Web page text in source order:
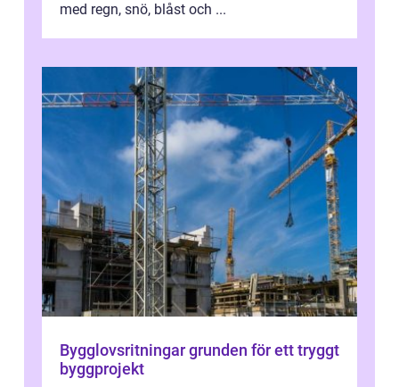
med regn, snö, blåst och ...
Bygglovsritningar grunden för ett tryggt
byggprojekt